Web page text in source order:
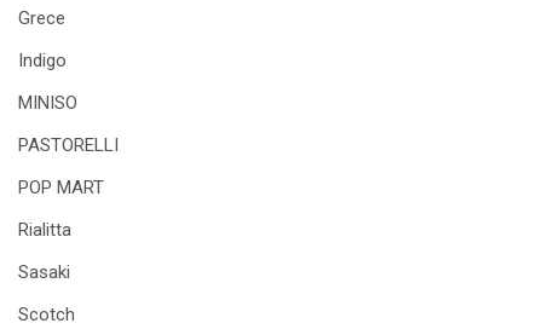
Grece
Indigo
MINISO
PASTORELLI
POP MART
Rialitta
Sasaki
Scotch